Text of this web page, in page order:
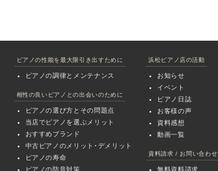
ピアノの性能を最大限引き出すために
ピアノの調律とメンテナンス
相性の良いピアノとの出会いのために
ピアノの選び方とその問題点
当店でピアノを選ぶメリット
おすすめブランド
中古ピアノのメリット･デメリット
ピアノの寿命
ピアノの防音対策
浜松ピアノ店の活動
お知らせ
イベント
ピアノ日誌
お客様の声
資料感想
動画一覧
資料請求 / お問い合わせ
無料資料請求